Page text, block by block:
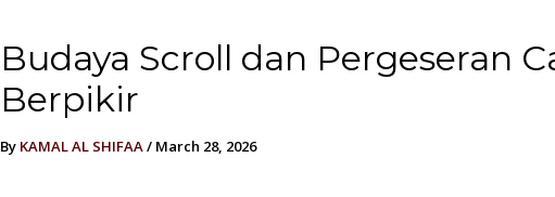
Budaya Scroll dan Pergeseran
Berpikir
By KAMAL AL SHIFAA/ March 28, 2026